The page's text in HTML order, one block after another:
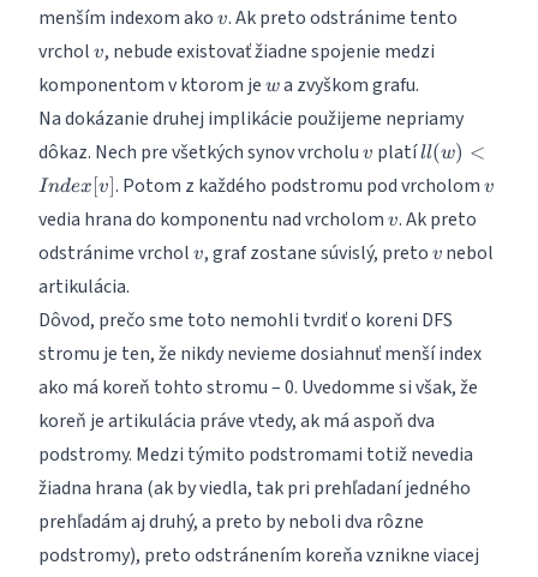
menším indexom ako v
v. Ak preto odstránime tento
vrchol v
v, nebude existovať žiadne spojenie medzi
komponentom v ktorom je w
wa zvyškom grafu.
Na dokázanie druhej implikácie použijeme nepriamy
dôkaz. Nech pre všetkých synov vrcholu v
v platíll(w) <
Index[v]
ll(w) <
Index [v . Potom z každého podstromu pod vrcholom v
v
vedia hrana do komponentu nad vrcholom v
v. Ak preto
odstránime vrchol v
v, graf zostane súvislý, preto v
v nebol
artikulácia.
Dôvod, prečo sme toto nemohli tvrdiť o koreni DFS
stromu je ten, že nikdy nevieme dosiahnuť menší index
ako má koreň tohto stromu – 0. Uvedomme si však, že
koreň je artikulácia práve vtedy, ak má aspoň dva
podstromy. Medzi týmito podstromami totiž nevedia
žiadna hrana (ak by viedla, tak pri prehľadaní jedného
prehľadám aj druhý, a preto by neboli dva rôzne
podstromy), preto odstránením koreňa vznikne viacej